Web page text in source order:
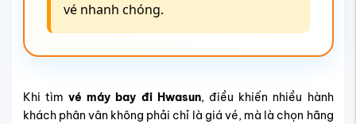
vé nhanh chóng.
Khi tìm vé máy bay đi Hwasun, điều khiến nhiều hành
khách phân vân không phải chỉ là giá vé, mà là chọn hãng